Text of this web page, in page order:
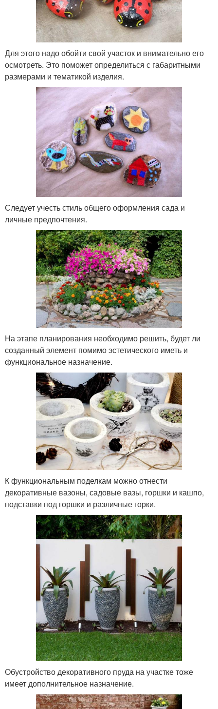
Для этого надо обойти свой участок и внимательно его
осмотреть. Это поможет определиться с габаритными
размерами и тематикой изделия.
Следует учесть стиль общего оформления сада и
личные предпочтения.
На этапе планирования необходимо решить, будет ли
созданный элемент помимо эстетического иметь и
функциональное назначение.
К функциональным поделкам можно отнести
декоративные вазоны, садовые вазы, горшки и кашпо,
подставки под горшки и различные горки.
Обустройство декоративного пруда на участке тоже
имеет дополнительное назначение.